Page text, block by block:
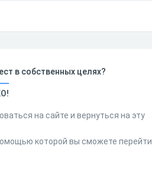
в собственных целях?
на сайте и вернуться на эту
которой вы сможете перейти